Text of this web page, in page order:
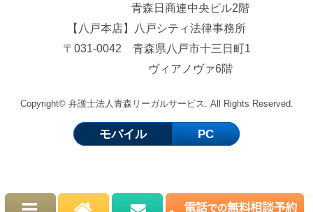
青森日商連中央ビル2階
【八戸本店】八戸シティ法律事務所
〒031-0042 青森県八戸市十三日町1
ヴィアノヴァ6階
Copyright© 弁護士法人青森リーガルサービス. All Rights Reserved.
モバイル PC